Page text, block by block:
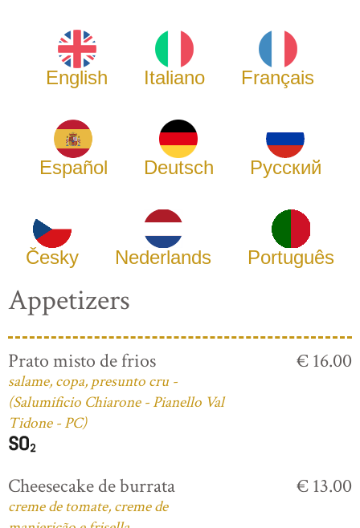
English Italiano Français
Español Deutsch Русский
Česky Nederlands Português
Appetizers
Prato misto de frios
salame, copa, presunto cru -
(Salumificio Chiarone - Pianello Val
Tidone - PC)
€ 16.00
Cheesecake de burrata
creme de tomate, creme de
€ 13.00